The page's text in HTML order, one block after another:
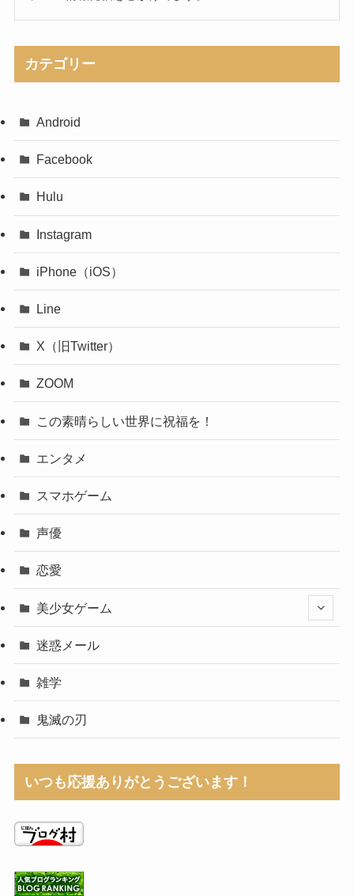
カテゴリー
Android
Facebook
Hulu
Instagram
iPhone（iOS）
Line
X（旧Twitter）
ZOOM
この素晴らしい世界に祝福を！
エンタメ
スマホゲーム
声優
恋愛
美少女ゲーム
迷惑メール
雑学
鬼滅の刃
いつも応援ありがとうございます！